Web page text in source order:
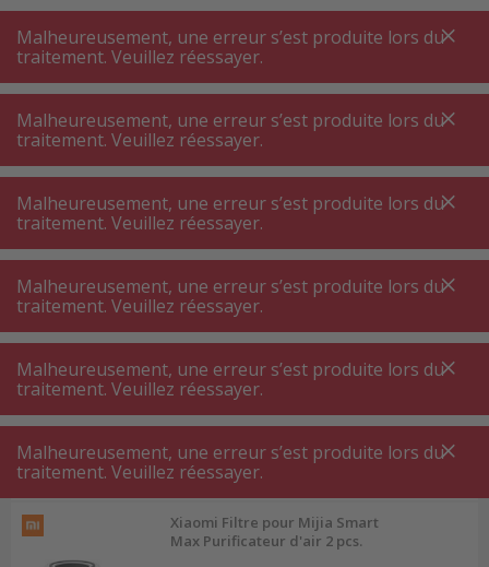
A +++
A+++
A +++
A+++
MyPost
MyPost
MENU RECHERCHE
Climat intérieur ⋅ air ambiant ⋅ chauffage
Accessoires climat intérieur, air ambiant et chauffage
Accessoires climat intérieur, air
ambiant et chauffage
Filtres de produits
280 P.
Trier par
Xiaomi Filtre pour Mijia Smart
Max Purificateur d'air 2 pcs.
Malheureusement, une erreur s’est produite lors du
traitement. Veuillez réessayer.
Malheureusement, une erreur s’est produite lors du
traitement. Veuillez réessayer.
Malheureusement, une erreur s’est produite lors du
traitement. Veuillez réessayer.
Malheureusement, une erreur s’est produite lors du
traitement. Veuillez réessayer.
Malheureusement, une erreur s’est produite lors du
traitement. Veuillez réessayer.
Malheureusement, une erreur s’est produite lors du
traitement. Veuillez réessayer.